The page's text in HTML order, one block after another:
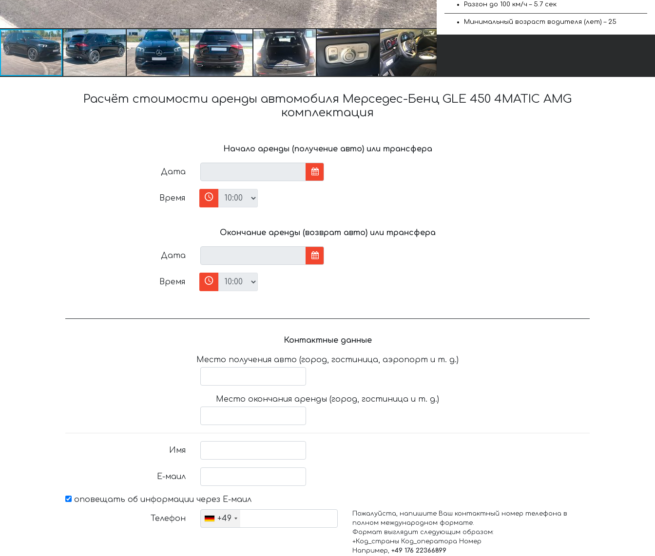
Разгон до 100 км/ч – 5.7 сек
Минимальный возраст водителя (лет) – 25
Расчёт стоимости аренды автомобиля Мерседес-Бенц GLE 450 4MATIC AMG
комплектация
Начало аренды (получение авто) или трансфера
Дата
Время
Окончание аренды (возврат авто) или трансфера
Дата
Время
Контактные данные
Место получения авто (город, гостиница, аэропорт и т. д.)
Место окончания аренды (город, гостиница и т. д.)
Имя
Е-маил
оповещать об информации через Е-маил
Телефон +49
Пожалуйста, напишите Ваш контактный номер телефона в
полном международном формате.
Формат выглядит следующим образом:
+Код_страны Код_оператора Номер
Например, +49 176 22366899